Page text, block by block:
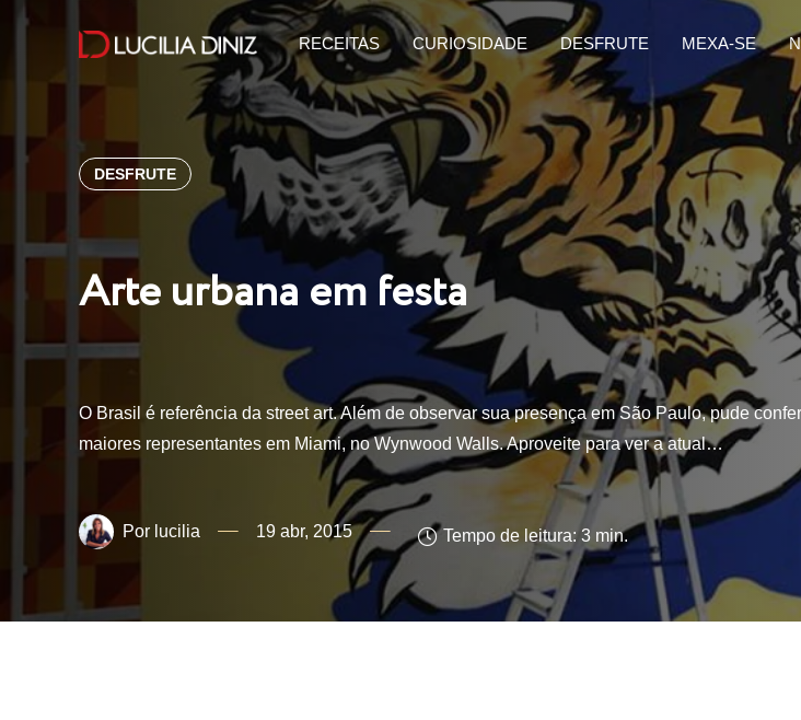
RECEITAS CURIOSIDADE DESFRUTE MEXA-SE
DESFRUTE
Arte urbana em festa
O Brasil é referência da street art. Além de observar sua presença em São Paulo, pude
maiores representantes em Miami, no Wynwood Walls. Aproveite para ver a atual…
lucilia 19 abr, 2015 Tempo de leitura: 3 min.